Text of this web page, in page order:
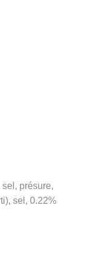
présure,
sel, 0.22%